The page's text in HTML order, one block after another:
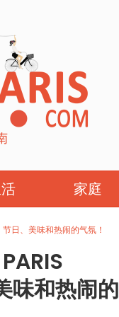
家庭
、美味和热闹的气氛！
味和热闹的